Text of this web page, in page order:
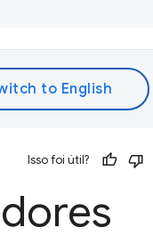
Isso foi útil?